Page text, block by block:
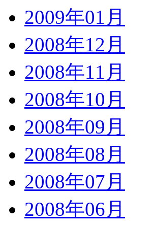
2009年01月
2008年12月
2008年11月
2008年10月
2008年09月
2008年08月
2008年07月
2008年06月